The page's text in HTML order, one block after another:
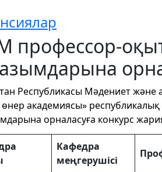
профессор-
Республикасы Мәдениет және
өнер академиясы»
орналасуға конкурс
Кафедра
меңгерушісі